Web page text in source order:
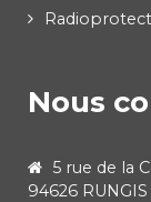
Nous
5 rue de la
94626